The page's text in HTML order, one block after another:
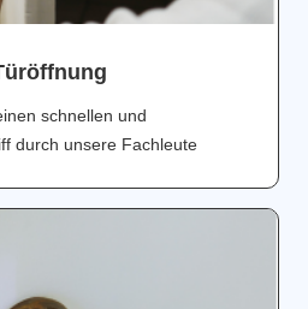
schnellen und
durch unsere Fachleute